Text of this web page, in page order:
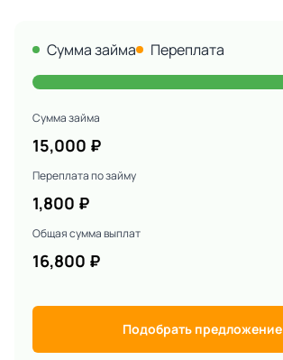
Сумма займа Переплата
Сумма займа
15,000 ₽
Переплата по займу
1,800 ₽
Общая сумма выплат
16,800 ₽
Подобрать предложение